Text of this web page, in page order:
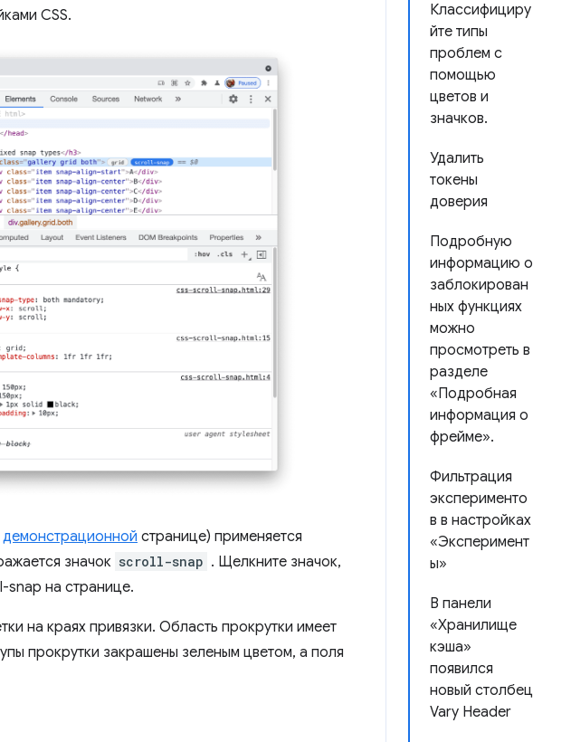
Классифициру
йте типы
проблем с
помощью
цветов и
значков.
Удалить
токены
доверия
Подробную
информацию о
заблокирован
ных функциях
можно
просмотреть в
разделе
«Подробная
информация о
фрейме».
Фильтрация
эксперименто
в в настройках
«Эксперимент
ы»
В панели
«Хранилище
кэша»
появился
новый столбец
Vary Header
CSS.
демонстрационной странице) применяется
значок scroll-snap . Щелкните значок,
snap на странице.
на краях привязки. Область прокрутки имеет
прокрутки закрашены зеленым цветом, а поля